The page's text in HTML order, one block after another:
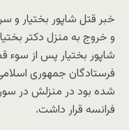
خبر قتل شاپور بختیار و
و خروج به منزل دکتر
فرستادگان جمهوری
فرانسه قرار داشت.